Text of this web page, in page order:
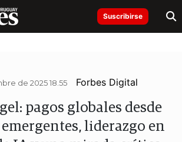
Suscribirse
de 2025 18.55 Forbes Digital
pagos globales desde
liderazgo en